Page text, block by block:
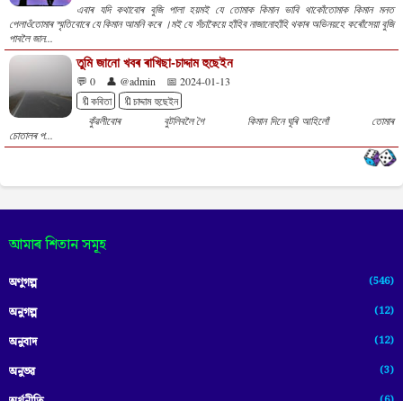
এবাৰ যদি কথাবোৰ বুজি পালা হয়মই যে তোমাক কিমান ভাবি থাকোঁতোমাক কিমান মনত
পেলাওঁতোমাৰ স্মৃতিবোৰে যে কিমান আমনি কৰে ।মই যে সঁচাকৈয়ে হাঁহিব নাজানোহাঁহি থকাৰ অভিনয়হে কৰোঁসেয়া বুজি
পাবলৈ জান...
তুমি জানো খবৰ ৰাখিছা-চাদ্দাম হুছেইন
💬 0 👤 @admin
📅 2024-01-13
🔖কবিতা
🔖চাদ্দাম হুছেইন
কুঁৱলীবোৰ বুটলিবলৈ গৈ কিমান দিনে ঘূৰি আহিলোঁ তোমাৰ
চোতালৰ প...
আমাৰ শিতান সমূহ
অণুগল্প (546)
অনুগল্প (12)
অনুবাদ (12)
অনুভৱ (3)